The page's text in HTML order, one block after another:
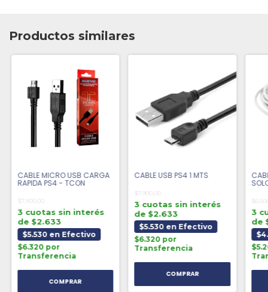
Productos similares
CABLE MICRO USB CARGA
RAPIDA PS4 - TCON
$7.900,00
3 cuotas sin interés
de $2.633
$5.530 en Efectivo
$6.320 por
Transferencia
CABLE USB PS4 1 MTS
$7.900,00
3 cuotas sin interés
de $2.633
$5.530 en Efectivo
$6.320 por
Transferencia
3
de